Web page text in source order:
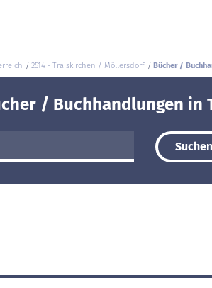
2514 - Traiskirchen / Möllersdorf Bücher /
/ Buchhandlungen